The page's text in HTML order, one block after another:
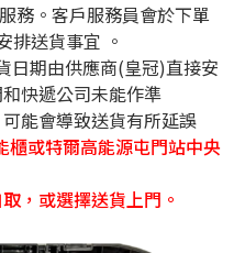
務。客戶服務員會於下單
排送貨事宜 。
日期由供應商(皇冠)直接安
快遞公司未能作準
能會導致送貨有所延誤
櫃或特爾高能源屯門站中央
，或選擇送貨上門。